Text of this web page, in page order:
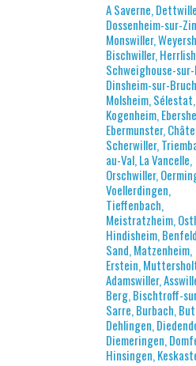
A Saverne,
Dossenheim-sur-
Monswiller,
Bischwiller,
Schweighouse-
Dinsheim-sur-
Molsheim, Sélestat,
Kogenheim,
Ebermunster,
Scherwiller,
au-Val, La Vancelle,
Orschwiller,
Voellerdingen,
Tieffenbach,
Meistratzheim,
Hindisheim,
Sand, Matzenheim,
Erstein,
Adamswiller,
Berg, Bischtroff-
Sarre, Burbach,
Dehlingen,
Diemeringen,
Hinsingen,